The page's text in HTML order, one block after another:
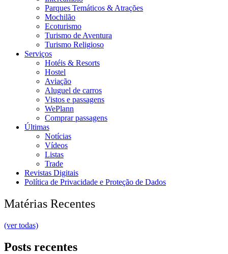
Parques Temáticos & Atrações
Mochilão
Ecoturismo
Turismo de Aventura
Turismo Religioso
Serviços
Hotéis & Resorts
Hostel
Aviação
Aluguel de carros
Vistos e passagens
WePlann
Comprar passagens
Últimas
Notícias
Vídeos
Listas
Trade
Revistas Digitais
Política de Privacidade e Proteção de Dados
Matérias Recentes
(ver todas)
Posts recentes